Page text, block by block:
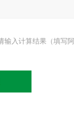
输入计算结果（填写